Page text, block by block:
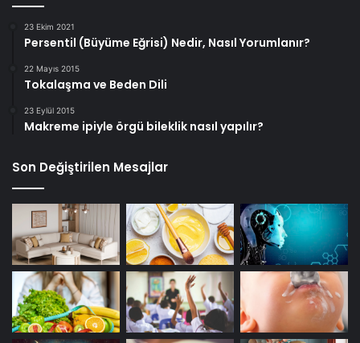
23 Ekim 2021
Persentil (Büyüme Eğrisi) Nedir, Nasıl Yorumlanır?
22 Mayıs 2015
Tokalaşma ve Beden Dili
23 Eylül 2015
Makreme ipiyle örgü bileklik nasıl yapılır?
Son Değiştirilen Mesajlar